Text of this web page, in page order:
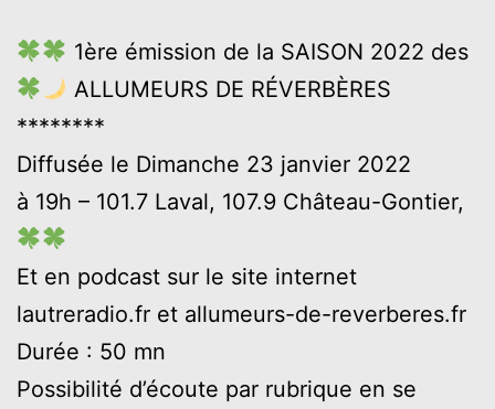
1ère émission de la SAISON 2022 des
ALLUMEURS DE RÉVERBÈRES
********
Diffusée le Dimanche 23 janvier 2022
à 19h – 101.7 Laval, 107.9 Château-Gontier,
Et en podcast sur le site internet
lautreradio.fr et allumeurs-de-reverberes.fr
Durée : 50 mn
Possibilité d’écoute par rubrique en se